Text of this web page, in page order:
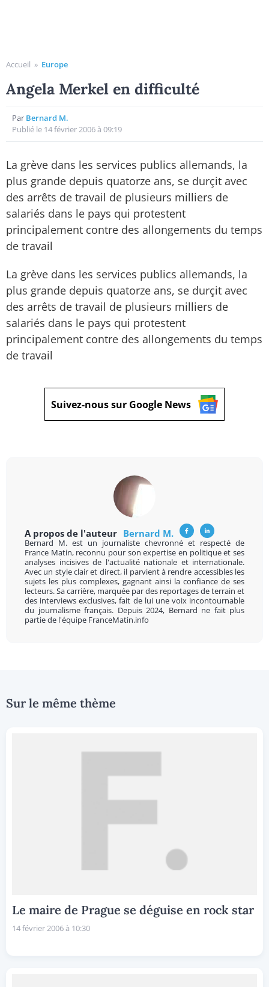
Accueil » Europe
Angela Merkel en difficulté
Par Bernard M.
Publié le 14 février 2006 à 09:19
La grève dans les services publics allemands, la
plus grande depuis quatorze ans, se durçit avec
des arrêts de travail de plusieurs milliers de
salariés dans le pays qui protestent
principalement contre des allongements du temps
de travail
La grève dans les services publics allemands, la
plus grande depuis quatorze ans, se durçit avec
des arrêts de travail de plusieurs milliers de
salariés dans le pays qui protestent
principalement contre des allongements du temps
de travail
Suivez-nous sur Google News
A propos de l'auteur Bernard M.
Bernard M. est un journaliste chevronné et respecté de
France Matin, reconnu pour son expertise en politique et ses
analyses incisives de l'actualité nationale et internationale.
Avec un style clair et direct, il parvient à rendre accessibles les
sujets les plus complexes, gagnant ainsi la confiance de ses
lecteurs. Sa carrière, marquée par des reportages de terrain et
des interviews exclusives, fait de lui une voix incontournable
du journalisme français. Depuis 2024, Bernard ne fait plus
partie de l'équipe FranceMatin.info
Sur le même thème
Le maire de Prague se déguise en rock star
14 février 2006 à 10:30